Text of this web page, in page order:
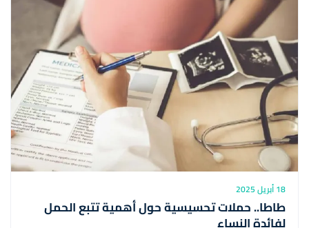
18 أبريل 2025
طاطا.. حملات تحسيسية حول أهمية تتبع الحمل
لفائدة النساء